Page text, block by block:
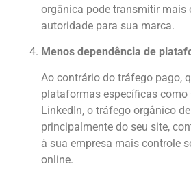
orgânica pode transmitir mais
autoridade para sua marca.
Menos dependência de
Ao contrário do tráfego pago,
plataformas específicas como
LinkedIn, o tráfego orgânico
principalmente do seu site,
à sua empresa mais controle
online.